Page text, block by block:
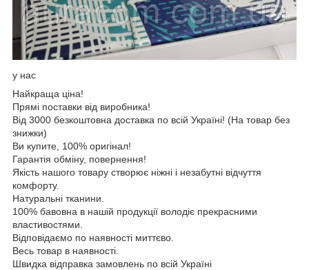
у нас
Найкраща ціна!
Прямі поставки від виробника!
Від 3000 безкоштовна доставка по всій Україні! (На товар без
знижки)
Ви купите, 100% оригінал!
Гарантія обміну, повернення!
Якість нашого товару створює ніжні і незабутні відчуття
комфорту.
Натуральні тканини.
100% бавовна в нашій продукції володіє прекрасними
властивостями.
Відповідаємо по наявності миттєво.
Весь товар в наявності.
Швидка відправка замовлень по всій Україні